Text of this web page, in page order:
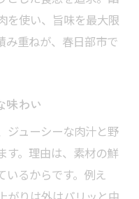
を使い、旨味を最大限
み重ねが、春日部市で
味わい
ジューシーな肉汁と野
す。理由は、素材の鮮
いるからです。例え